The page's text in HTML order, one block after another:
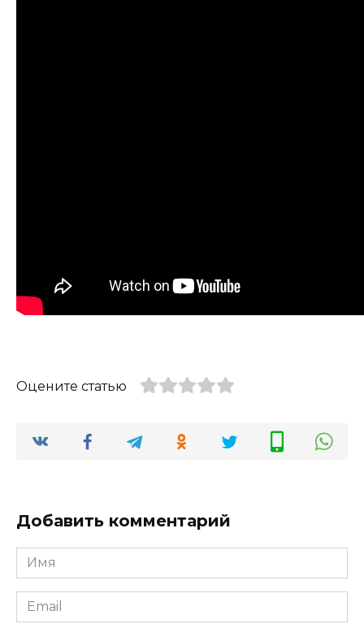
Оцените статью
Добавить комментарий
Имя
*
Email
*